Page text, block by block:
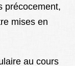
précocement,
mises en
au cours